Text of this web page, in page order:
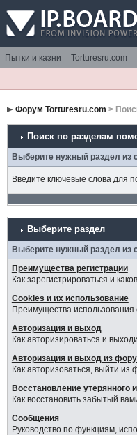
Пытки и казни Torturesru.com
Форум Torturesru.com >
Поиск по разделам
Выберите нужный раздел из
Введите ключевые слова для
Выберите раздел
Выберите нужный раздел из
Преимущества регистрации
Как зарегистрироваться и
Cookies и их использование
Преимущества использования
Авторизация и выход
Как авторизироваться и
Авторизация и выход из
Как авторизоваться, выйти
Восстановление утерянного
Как восстановить забытый
Сообщения
Руководство по функциям,